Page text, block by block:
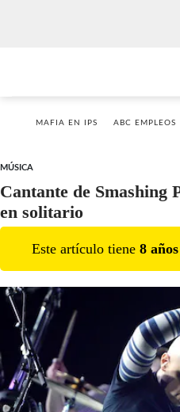
MAFIA EN IPS ABC EMPLEOS
MÚSICA
Cantante de Smashing
en solitario
Este artículo tiene 8 años